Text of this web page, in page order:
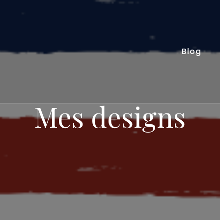
Blog
Mes designs